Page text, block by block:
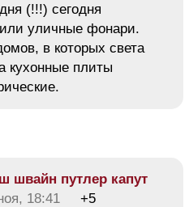
(!!!) сегодня
уличные фонари.
в которых света
кухонные плиты
швайн путлер капут
18:41
+5